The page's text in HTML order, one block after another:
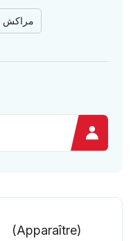
Marrakech مراكش
(Apparaître)